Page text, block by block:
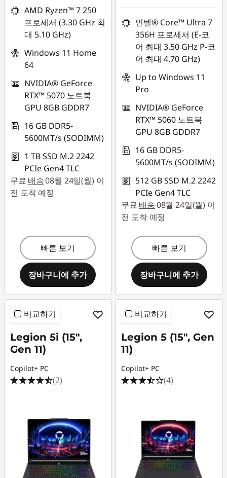
AMD Ryzen™ 7 250
프로세서 (3.30 GHz 최
대 5.10 GHz)
Windows 11 Home
64
NVIDIA® GeForce
RTX™ 5070 노트북
GPU 8GB GDDR7
16 GB DDR5-
5600MT/s (SODIMM)
1 TB SSD M.2 2242
PCIe Gen4 TLC
무료 배송08월 24일(월) 이
전 도착 예정
빠른 보기
장바구니에 추가
인텔® Core™ Ultra 7
356H 프로세서 (E-코
어 최대 3.50 GHz P-코
어 최대 4.70 GHz)
Up to Windows 11
Pro
NVIDIA® GeForce
RTX™ 5060 노트북
GPU 8GB GDDR7
16 GB DDR5-
5600MT/s (SODIMM)
512 GB SSD M.2 2242
PCIe Gen4 TLC
무료 배송08월 24일(월) 이
전 도착 예정
빠른 보기
장바구니에 추가
비교하기
Legion 5i (15",
Gen 11)
Copilot+ PC
(2)
비교하기
Legion 5 (15", Gen
11)
Copilot+ PC
(4)